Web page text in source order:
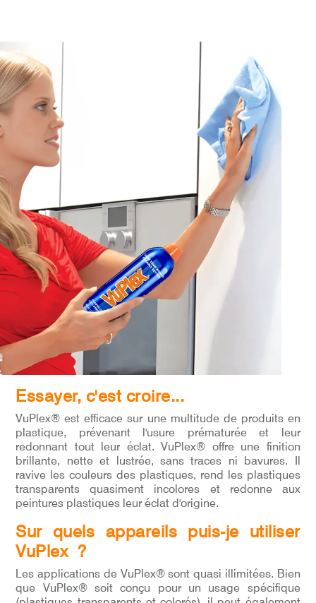
Essayer, c'est croire...
VuPlex® est efficace sur une multitude de produits en
plastique, prévenant l'usure prématurée et leur
redonnant tout leur éclat. VuPlex® offre une finition
brillante, nette et lustrée, sans traces ni bavures. Il
ravive les couleurs des plastiques, rend les plastiques
transparents quasiment incolores et redonne aux
peintures plastiques leur éclat d'origine.
Sur quels appareils puis-je utiliser
VuPlex ?
Les applications de VuPlex® sont quasi illimitées. Bien
que VuPlex® soit conçu pour un usage spécifique